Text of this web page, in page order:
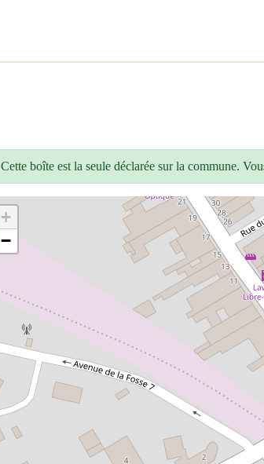
Cette boîte est la seule déclarée sur la commune.
+
−